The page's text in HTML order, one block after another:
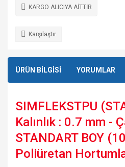
KARGO ALICIYA AİTTİR
Karşılaştır
ÜRÜN BİLGİSİ YORUMLAR
SIMFLEKSTPU
Kalınlık : 0.7 mm -
STANDART BOY
Poliüretan